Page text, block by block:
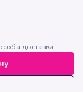
доставки